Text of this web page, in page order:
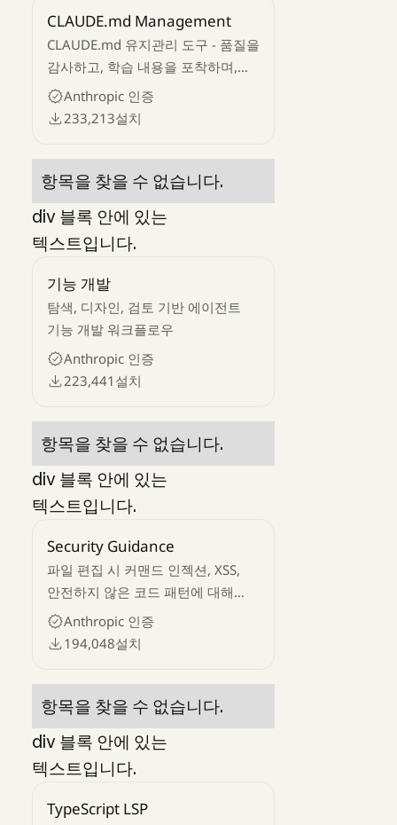
CLAUDE.md Management
CLAUDE.md 유지관리 도구 - 품질을
감사하고, 학습 내용을 포착하며,
프로젝트 메모리를 최신 상태로
유지합니다.
Anthropic 인증
233,213설치
항목을 찾을 수 없습니다.
div 블록 안에 있는
텍스트입니다.
기능 개발
탐색, 디자인, 검토 기반 에이전트
기능 개발 워크플로우
Anthropic 인증
223,441 설치
항목을 찾을 수 없습니다.
div 블록 안에 있는
텍스트입니다.
Security Guidance
파일 편집 시 커맨드 인젝션, XSS,
안전하지 않은 코드 패턴에 대해
경고하는 보안 훅
Anthropic 인증
194,048설치
항목을 찾을 수 없습니다.
div 블록 안에 있는
텍스트입니다.
TypeScript LSP